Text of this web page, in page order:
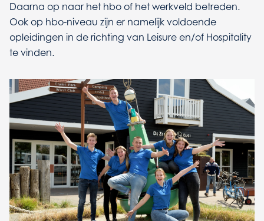
Daarna op naar het hbo of het werkveld betreden.
Ook op hbo-niveau zijn er namelijk voldoende
opleidingen in de richting van Leisure en/of Hospitality
te vinden.